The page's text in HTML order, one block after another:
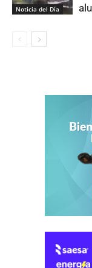
Noticia del Día